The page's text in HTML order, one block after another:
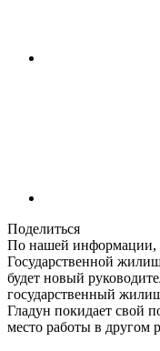
Поделиться
По нашей информации,
Государственной
будет новый
государственный
Гладун покидает свой
место работы в другом